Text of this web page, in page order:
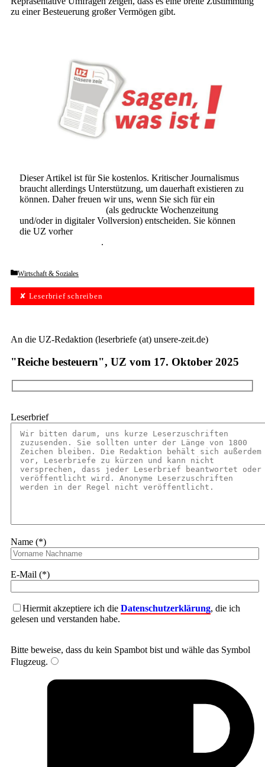
zu einer Besteuerung großer Vermögen gibt.
Dieser Artikel ist für Sie kostenlos. Kritischer Journalismus
braucht allerdings Unterstützung, um dauerhaft existieren zu
können. Daher freuen wir uns, wenn Sie sich für ein
(als gedruckte Wochenzeitung
und/oder in digitaler Vollversion) entscheiden. Sie können
die UZ vorher
.
Categories
Wirtschaft & Soziales
✘ Leserbrief schreiben
An die UZ-Redaktion (leserbriefe (at) unsere-zeit.de)
"Reiche besteuern", UZ vom 17. Oktober 2025
Leserbrief
Name (*)
E-Mail (*)
Hiermit akzeptiere ich die Datenschutzerklärung, die ich
gelesen und verstanden habe.
Bitte beweise, dass du kein Spambot bist und wähle das Symbol
Flugzeug.